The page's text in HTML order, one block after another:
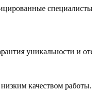
специалисты
уникальности и
качеством работы.